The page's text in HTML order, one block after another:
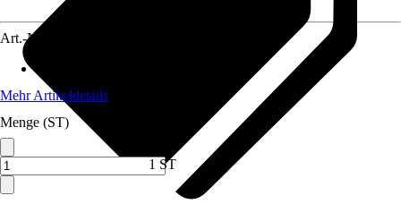
Art.-Nr.
Mehr Artikeldetails
Menge (ST)
1 ST